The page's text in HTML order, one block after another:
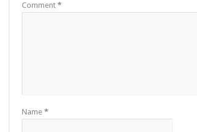
Comment *
Name *